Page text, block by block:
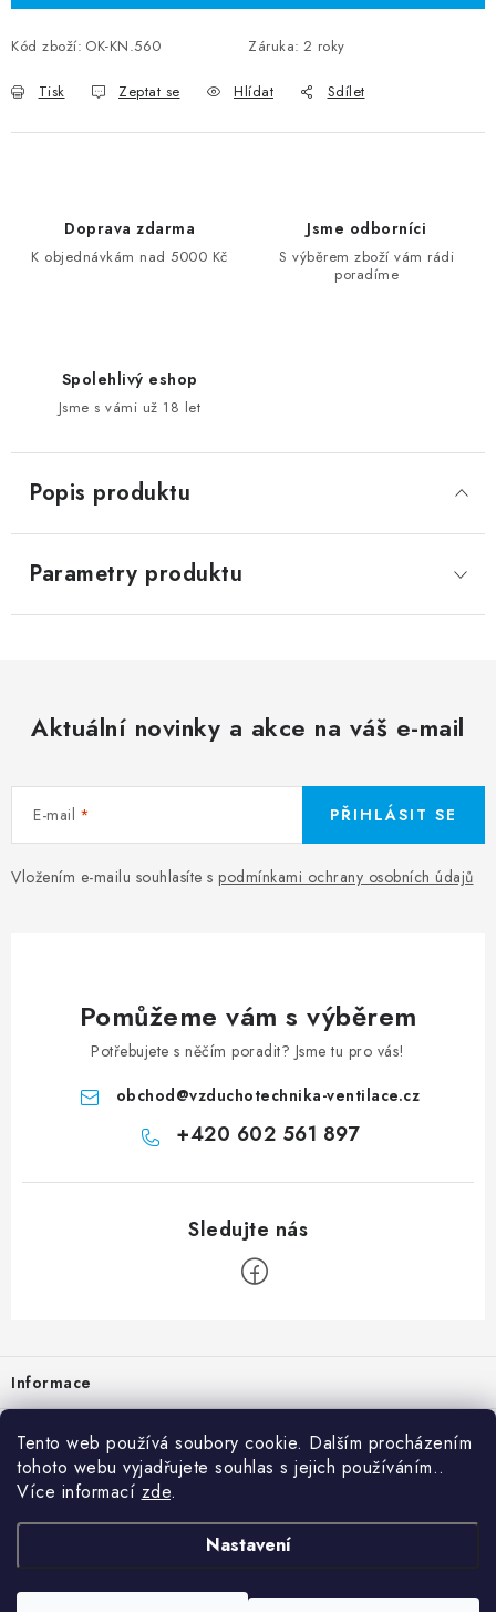
Tento web používá soubory cookie. Dalším procházením
tohoto webu vyjadřujete souhlas s jejich používáním..
Více informací zde.
Nastavení
Kód zboží: OK-KN.560 Záruka: 2 roky
Tisk Zeptat se Hlídat Sdílet
Doprava zdarma
K objednávkám nad 5000 Kč
Jsme odborníci
S výběrem zboží vám rádi
poradíme
Spolehlivý eshop
Jsme s vámi už 18 let
Popis produktu
Parametry produktu
Aktuální novinky a akce na váš e-mail
E-mail
Vložením e-mailu souhlasíte s podmínkami ochrany osobních údajů
PŘIHLÁSIT SE
Pomůžeme vám s výběrem
Potřebujete s něčím poradit? Jsme tu pro vás!
obchod@vzduchotechnika-ventilace.cz
+420 602 561 897
Informace
Prodejna
Rady a tipy
vzduchotechnika-ventilace. Všechna práva vyhrazena.